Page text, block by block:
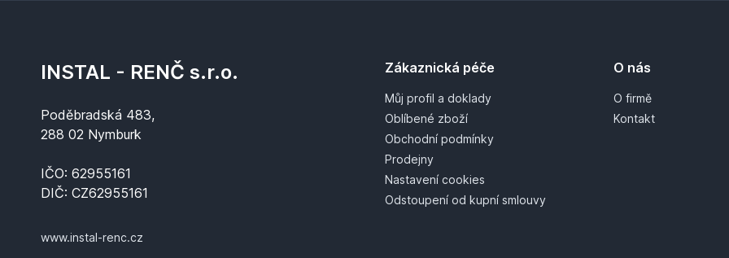
INSTAL - RENČ s.r.o.
Poděbradská 483,
288 02 Nymburk
IČO: 62955161
DIČ: CZ62955161
www.instal-renc.cz
Zákaznická péče
Můj profil a doklady
Oblíbené zboží
Obchodní podmínky
Prodejny
Nastavení cookies
Odstoupení od kupní smlouvy
O nás
O firmě
Kontakt